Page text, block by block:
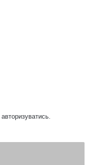
авторизуватись.